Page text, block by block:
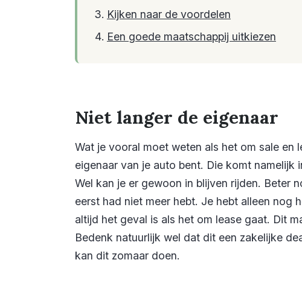
Kijken naar de voordelen
Een goede maatschappij uitkiezen
Niet langer de eigenaar
Wat je vooral moet weten als het om sale en
eigenaar van je auto bent. Die komt namelijk
Wel kan je er gewoon in blijven rijden. Beter
eerst had niet meer hebt. Je hebt alleen nog
altijd het geval is als het om lease gaat. Dit
Bedenk natuurlijk wel dat dit een zakelijke
kan dit zomaar doen.